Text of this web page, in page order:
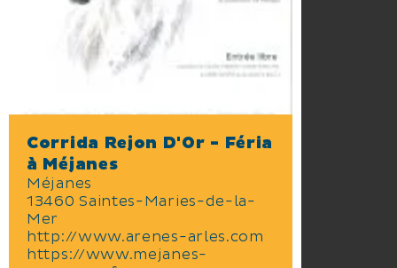
Corrida Rejon D'Or - Féria
à Méjanes
Méjanes
13460 Saintes-Maries-de-la-
Mer
http://www.arenes-arles.com
https://www.mejanes-